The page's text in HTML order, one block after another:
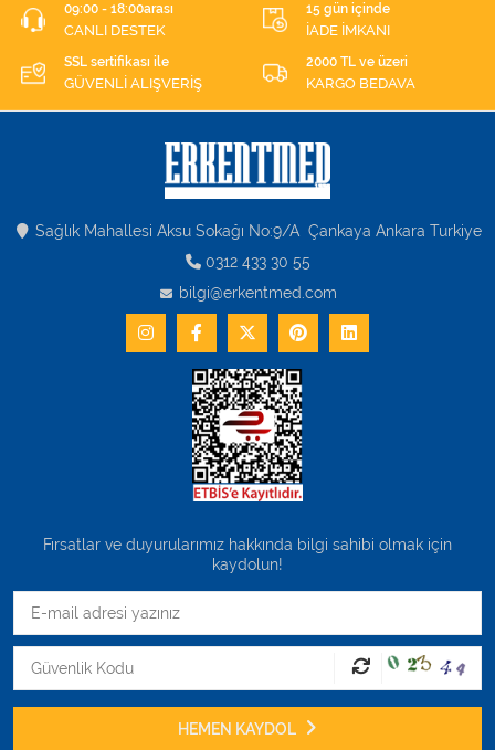
09:00 - 18:00arası
CANLI DESTEK
15 gün içinde
İADE İMKANI
SSL sertifikası ile
GÜVENLİ ALIŞVERİŞ
2000 TL ve üzeri
KARGO BEDAVA
Sağlık Mahallesi Aksu Sokağı No:9/A Çankaya Ankara Turkiye
0312 433 30 55
bilgi@erkentmed.com
Fırsatlar ve duyurularımız hakkında bilgi sahibi olmak için
kaydolun!
HEMEN KAYDOL